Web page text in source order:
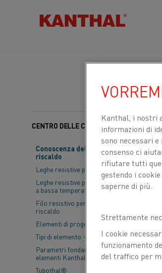
POTENTE
CENTRO DELLE CONOSCENZE
Conoscenza del materiale da
riscaldo
Leghe resistive per riscaldo
Leghe resistive per applicazioni
a bassa temperatura
Filo resistivo per trefoli di
riscaldo
Elementi di progettazione
Tipi di elemento
Parametri fondamentali per gli
elementi Kanthal®
Tubothal®
Il
il
Kanthal, i nostri
informazioni di
sono necessari
consenso ci
rifiutare tutti
gestendo i
saperne di più.
Strettamente
I cookie
funzionamento
del traffico per